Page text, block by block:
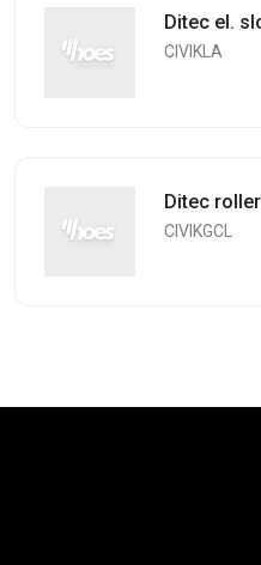
Ditec el.
CIVIKLA
Ditec
CIVIKGCL